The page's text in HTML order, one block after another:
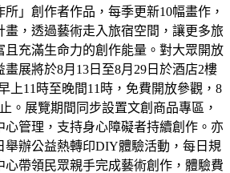
」創作者作品，每季更新10幅畫作，
畫，透過藝術走入旅宿空間，讓更多旅
且充滿生命力的創作能量。對大眾開放
展將於8月13日至8月29日於酒店2樓
上11時至晚間11時，免費開放參觀，8
。展覽期間同步設置文創商品專區，
心管理，支持身心障礙者持續創作。亦
舉辦公益熱轉印DIY體驗活動，每日規
心帶領民眾親手完成藝術創作，體驗費